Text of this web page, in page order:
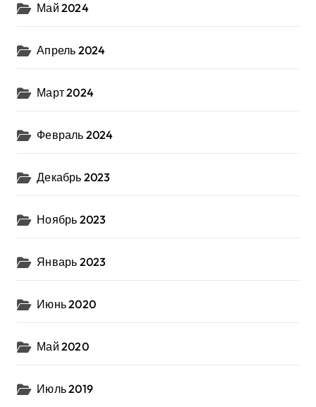
Май 2024
Апрель 2024
Март 2024
Февраль 2024
Декабрь 2023
Ноябрь 2023
Январь 2023
Июнь 2020
Май 2020
Июль 2019